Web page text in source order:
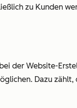
zu Kunden
der Website-
Dazu zählt,